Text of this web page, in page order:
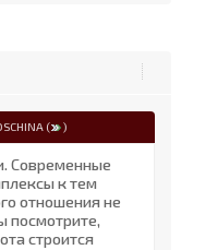
( )
Современные
к тем
отношения не
посмотрите,
строится